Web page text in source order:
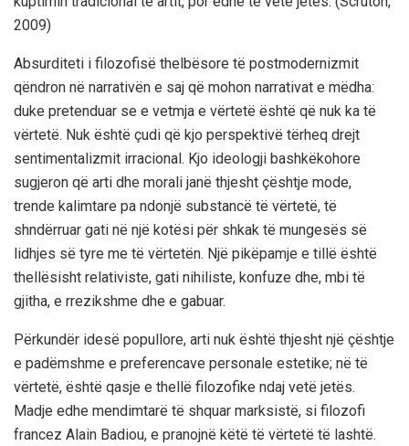
2009)
Absurditeti i filozofisë thelbësore të postmodernizmit
qëndron në narrativën e saj që mohon narrativat e mëdha:
duke pretenduar se e vetmja e vërtetë është që nuk ka të
vërtetë. Nuk është çudi që kjo perspektivë tërheq drejt
sentimentalizmit irracional. Kjo ideologji bashkëkohore
sugjeron që arti dhe morali janë thjesht çështje mode,
trende kalimtare pa ndonjë substancë të vërtetë, të
shndërruar gati në një kotësi për shkak të mungesës së
lidhjes së tyre me të vërtetën. Një pikëpamje e tillë është
thellësisht relativiste, gati nihiliste, konfuze dhe, mbi të
gjitha, e rrezikshme dhe e gabuar.
Përkundër idesë popullore, arti nuk është thjesht një çështje
e padëmshme e preferencave personale estetike; në të
vërtetë, është qasje e thellë filozofike ndaj vetë jetës.
Madje edhe mendimtarë të shquar marksistë, si filozofi
francez Alain Badiou, e pranojnë këtë të vërtetë të lashtë.